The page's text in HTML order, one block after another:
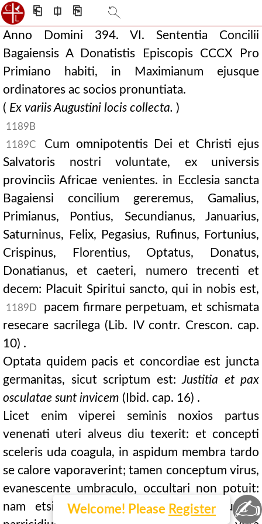
⎗ ⎅ ⎘
Anno Domini 394. VI. Sententia Concilii
Bagaiensis A Donatistis Episcopis CCCX Pro
Primiano habiti, in Maximianum ejusque
ordinatores ac socios pronuntiata.
( Ex variis Augustini locis collecta. )
1189B
1189C
Cum omnipotentis Dei et Christi ejus
Salvatoris nostri voluntate, ex universis
provinciis Africae venientes. in Ecclesia sancta
Bagaiensi concilium gereremus, Gamalius,
Primianus, Pontius, Secundianus, Januarius,
Saturninus, Felix, Pegasius, Rufinus, Fortunius,
Crispinus, Florentius, Optatus, Donatus,
Donatianus, et caeteri, numero trecenti et
decem: Placuit Spiritui sancto, qui in nobis est,
1189D
pacem firmare perpetuam, et schismata
resecare sacrilega (Lib. IV contr. Crescon. cap.
10) .
Optata quidem pacis et concordiae est juncta
germanitas, sicut scriptum est: Justitia et pax
osculatae sunt invicem (Ibid. cap. 16) .
Licet enim viperei seminis noxios partus
venenati uteri alveus diu texerit: et concepti
sceleris uda coagula, in aspidum membra tardo
se calore vaporaverint; tamen conceptum virus,
evanescente umbraculo, occultari non potuit:
nam etsi sero, publicum tamen facinus et
Welcome! Please Register ✍